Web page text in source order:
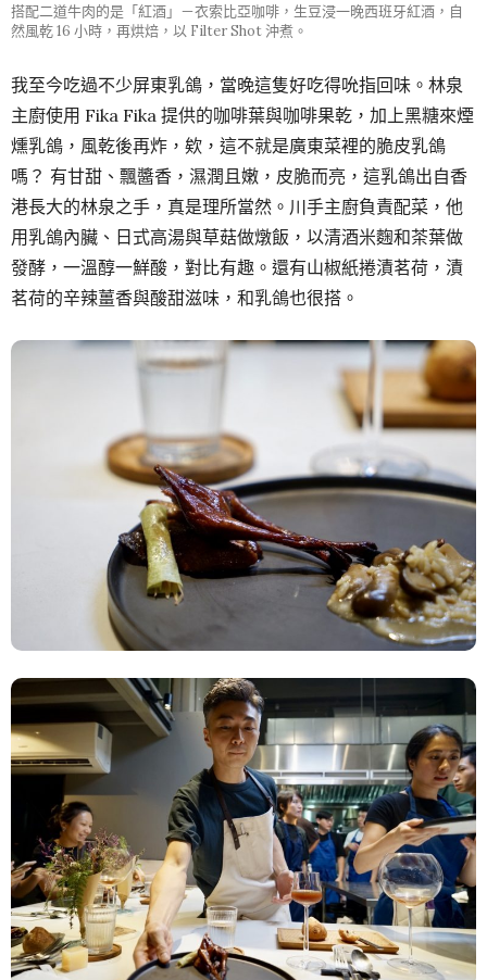
搭配二道牛肉的是「紅酒」－衣索比亞咖啡，生豆浸一晚西班牙紅酒，自
然風乾 16 小時，再烘焙，以 Filter Shot 沖煮。
我至今吃過不少屏東乳鴿，當晚這隻好吃得吮指回味。林泉
主廚使用 Fika Fika 提供的咖啡葉與咖啡果乾，加上黑糖來煙
燻乳鴿，風乾後再炸，欸，這不就是廣東菜裡的脆皮乳鴿
嗎？ 有甘甜、飄醬香，濕潤且嫩，皮脆而亮，這乳鴿出自香
港長大的林泉之手，真是理所當然。川手主廚負責配菜，他
用乳鴿內臟、日式高湯與草菇做燉飯，以清酒米麴和茶葉做
發酵，一溫醇一鮮酸，對比有趣。還有山椒紙捲漬茗荷，漬
茗荷的辛辣薑香與酸甜滋味，和乳鴿也很搭。